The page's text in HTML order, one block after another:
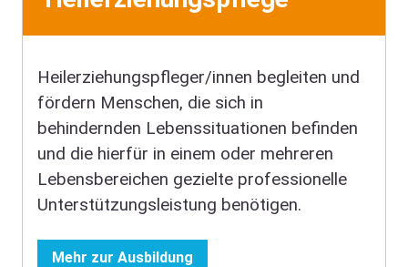
Heilerziehungspfleger/innen begleiten und
fördern Menschen, die sich in
behindernden Lebenssituationen befinden
und die hierfür in einem oder mehreren
Lebensbereichen gezielte professionelle
Unterstützungsleistung benötigen.
Mehr zur Ausbildung